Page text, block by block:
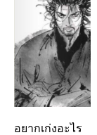
อยากเก่งอะไร